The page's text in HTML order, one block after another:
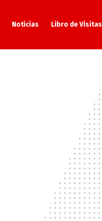
Noticias Libro de Visitas